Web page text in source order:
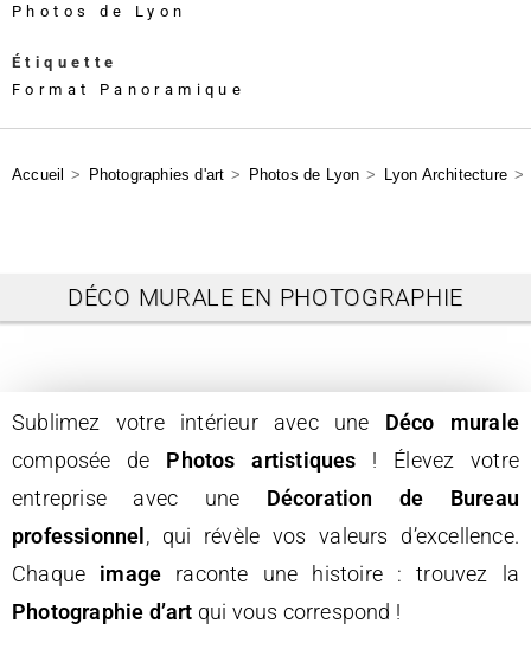
Photos de Lyon
Étiquette
Format Panoramique
Accueil > Photographies d'art > Photos de Lyon > Lyon Architecture >
DÉCO MURALE EN PHOTOGRAPHIE
Sublimez votre intérieur avec une Déco murale
composée de Photos artistiques ! Élevez votre
entreprise avec une Décoration de Bureau
professionnel , qui révèle vos valeurs d’excellence.
Chaque image raconte une histoire : trouvez la
Photographie d’art qui vous correspond !